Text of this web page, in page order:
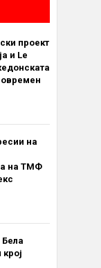
проект
и Le
на
на ТМФ